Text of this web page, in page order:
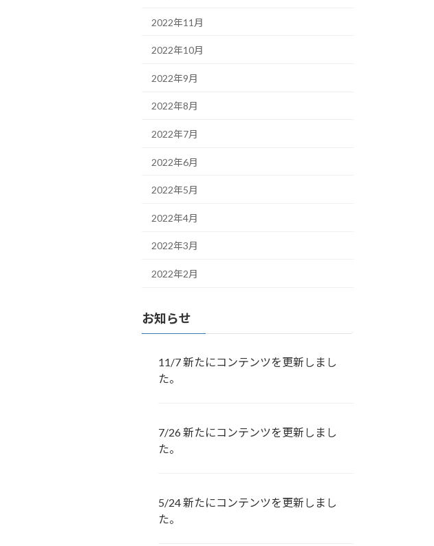
2022年11月
2022年10月
2022年9月
2022年8月
2022年7月
2022年6月
2022年5月
2022年4月
2022年3月
2022年2月
お知らせ
11/7 新たにコンテンツを更新しまし
た。
7/26 新たにコンテンツを更新しまし
た。
5/24 新たにコンテンツを更新しまし
た。